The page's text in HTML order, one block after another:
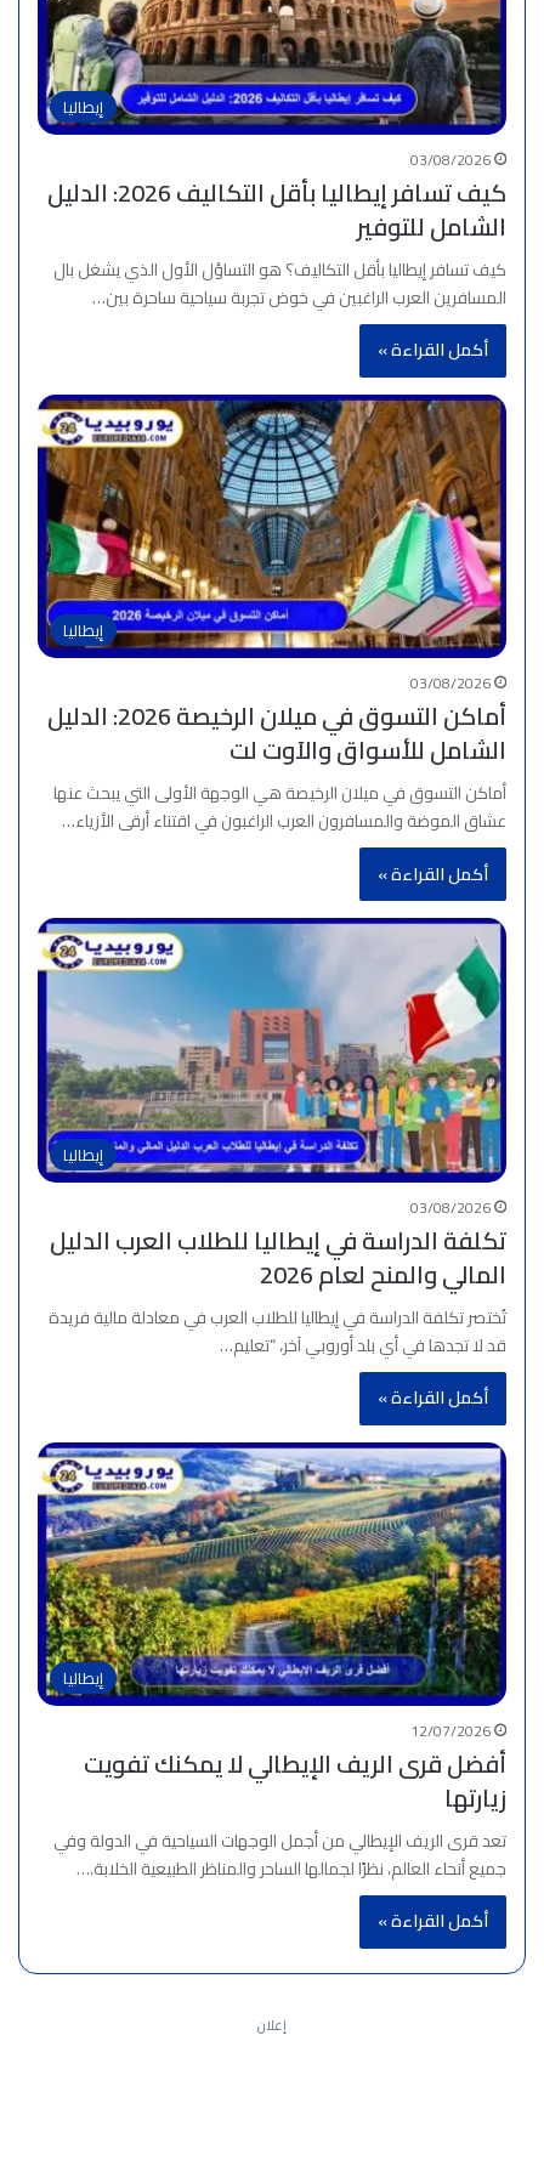
إيطاليا
03/08/2026
كيف تسافر إيطاليا بأقل التكاليف 2026: الدليل
الشامل للتوفير
كيف تسافر إيطاليا بأقل التكاليف؟ هو التساؤل الأول الذي يشغل بال
المسافرين العرب الراغبين في خوض تجربة سياحية ساحرة بين…
أكمل القراءة »
إيطاليا
03/08/2026
أماكن التسوق في ميلان الرخيصة 2026: الدليل
الشامل للأسواق والآوت لت
أماكن التسوق في ميلان الرخيصة هي الوجهة الأولى التي يبحث عنها
عشاق الموضة والمسافرون العرب الراغبون في اقتناء أرقى الأزياء…
أكمل القراءة »
إيطاليا
03/08/2026
تكلفة الدراسة في إيطاليا للطلاب العرب الدليل
المالي والمنح لعام 2026
تُختصر تكلفة الدراسة في إيطاليا للطلاب العرب في معادلة مالية فريدة
قد لا تجدها في أي بلد أوروبي آخر، “تعليم…
أكمل القراءة »
إيطاليا
12/07/2026
أفضل قرى الريف الإيطالي لا يمكنك تفويت
زيارتها
تعد قرى الريف الإيطالي من أجمل الوجهات السياحية في الدولة وفي
جميع أنحاء العالم، نظرًا لجمالها الساحر والمناظر الطبيعية الخلابة.…
أكمل القراءة »
إعلان